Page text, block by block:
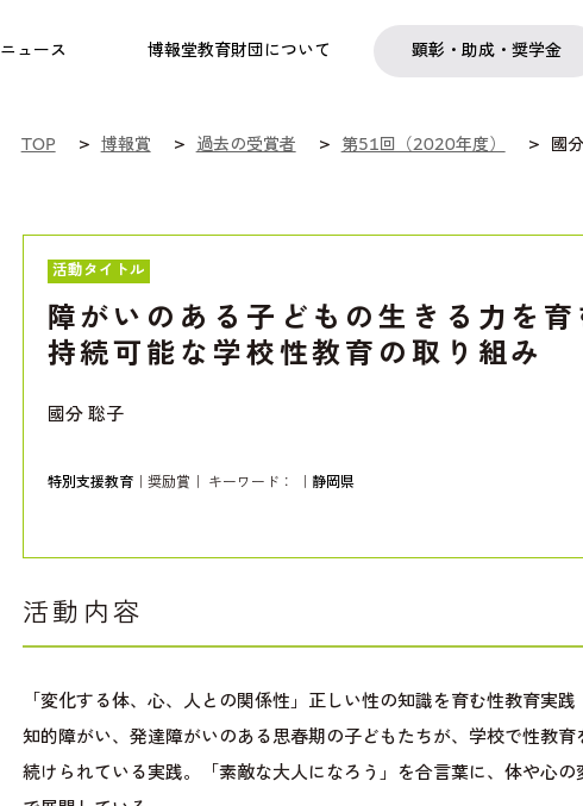
ニュース 博報堂教育財団について 顕彰・助成・奨学金
についての研究助成 奨学金 フェローシップ
日本語交流
プログラム 社会啓
TOP 博報賞 過去の受賞者 第51回（2020年度） 國
活動タイトル
障がいのある子どもの生きる力を育
持続可能な学校性教育の取り組み
國分 聡子
特別支援教育｜奨励賞｜ キーワード： 静岡県
活動内容
「変化する体、心、人との関係性」正しい性の知識を育む性教育実践
知的障がい、発達障がいのある思春期の子どもたちが、学校で性教
続けられている実践。「素敵な大人になろう」を合言葉に、体や心